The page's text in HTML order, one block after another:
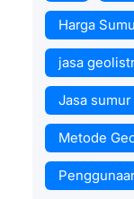
Harga
jasa
Jasa
Metode